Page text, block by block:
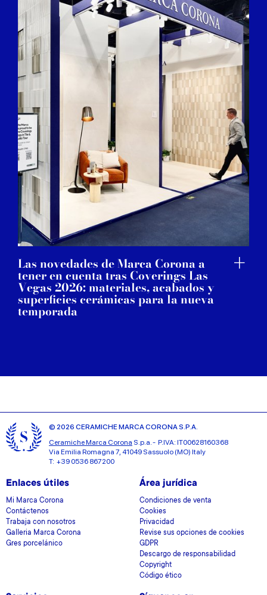
Las novedades de Marca Corona a
tener en cuenta tras Coverings Las
Vegas 2026: materiales, acabados y
superficies cerámicas para la nueva
temporada
© 2026 CERAMICHE MARCA CORONA S.P.A.
Ceramiche Marca Corona S.p.a. - P.IVA: IT00628160368
Via Emilia Romagna 7, 41049 Sassuolo (MO) Italy
T: +39 0536 867200
Enlaces útiles
Mi Marca Corona
Contáctenos
Trabaja con nosotros
Galleria Marca Corona
Gres porcelánico
Área jurídica
Condiciones de venta
Cookies
Privacidad
Revise sus opciones de cookies
GDPR
Descargo de responsabilidad
Copyright
Código ético